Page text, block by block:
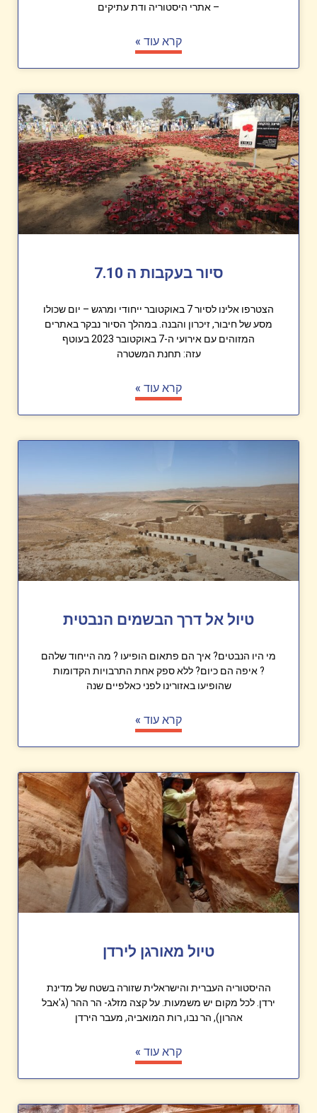
– אתרי היסטוריה ודת עתיקים
קרא עוד »
סיור בעקבות ה 7.10
הצטרפו אלינו לסיור 7 באוקטובר ייחודי ומרגש – יום שכולו
מסע של חיבור, זיכרון והבנה. במהלך הסיור נבקר באתרים
המזוהים עם אירועי ה-7 באוקטובר 2023 בעוטף
עזה: תחנת המשטרה
קרא עוד »
טיול אל דרך הבשמים הנבטית
מי היו הנבטים? איך הם פתאום הופיעו ? מה הייחוד שלהם
? איפה הם כיום? ללא ספק אחת התרבויות הקדומות
שהופיעו באזורינו לפני כאלפיים שנה
קרא עוד »
טיול מאורגן לירדן
ההיסטוריה העברית והישראלית שזורה בשטח של מדינת
ירדן. לכל מקום יש משמעות. על קצה מזלג- הר ההר (ג'אבל
אהרון), הר נבו, רות המואביה, מעבר הירדן
קרא עוד »